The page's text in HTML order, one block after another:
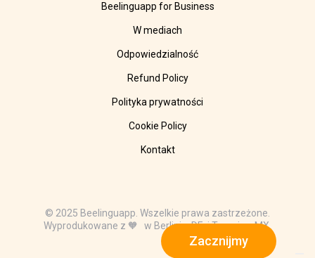
Zacznijmy
Beelinguapp for Business
W mediach
Odpowiedzialność
Refund Policy
Polityka prywatności
Cookie Policy
Kontakt
© 2025 Beelinguapp. Wszelkie prawa zastrzeżone.
Wyprodukowane z 🧡 w Berlinie, DE, i Tampico, MX.